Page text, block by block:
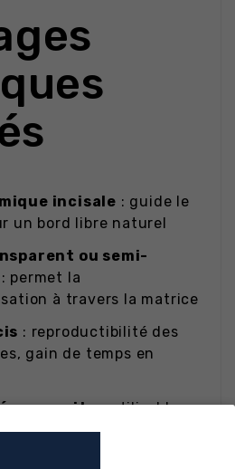
incisale : guide le
un bord libre naturel
ou semi-
: permet la
à travers la matrice
: reproductibilité des
gain de temps en
composite: utilisable